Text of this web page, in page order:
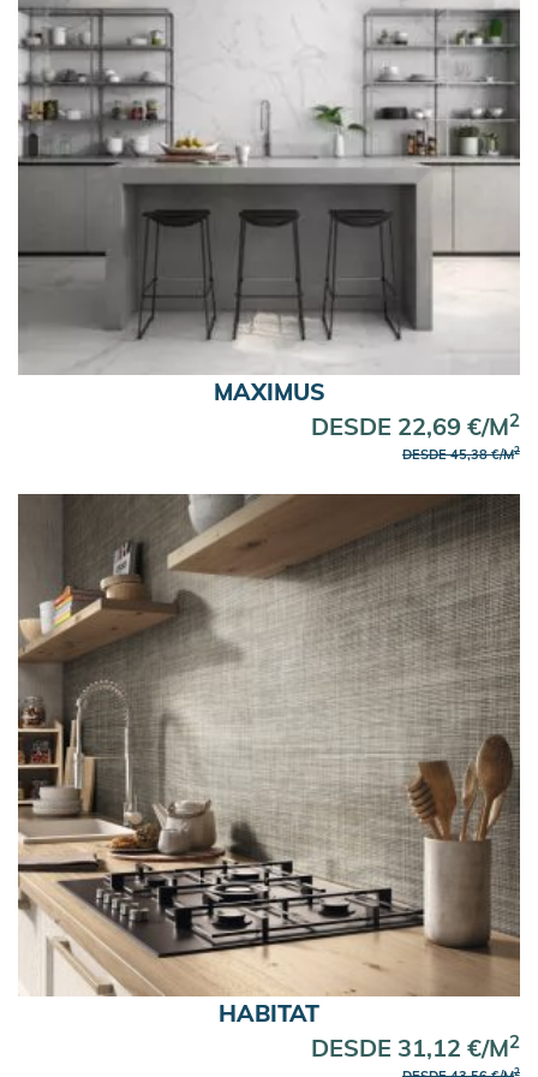
MAXIMUS
DESDE 22,69 €/M2
DESDE 45,38 €/M2
HABITAT
DESDE 31,12 €/M2
2